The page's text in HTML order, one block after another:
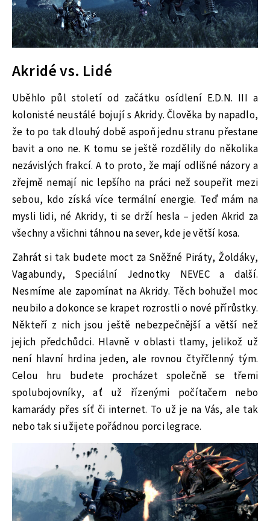
Akridé vs. Lidé
Uběhlo půl století od začátku osídlení E.D.N. III a
kolonisté neustálé bojují s Akridy. Člověka by napadlo,
že to po tak dlouhý době aspoň jednu stranu přestane
bavit a ono ne. K tomu se ještě rozdělily do několika
nezávislých frakcí. A to proto, že mají odlišné názory a
zřejmě nemají nic lepšího na práci než soupeřit mezi
sebou, kdo získá více termální energie. Teď mám na
mysli lidi, né Akridy, ti se drží hesla – jeden Akrid za
všechny a všichni táhnou na sever, kde je větší kosa.
Zahrát si tak budete moct za Sněžné Piráty, Žoldáky,
Vagabundy, Speciální Jednotky NEVEC a další.
Nesmíme ale zapomínat na Akridy. Těch bohužel moc
neubilo a dokonce se krapet rozrostli o nové přírůstky.
Někteří z nich jsou ještě nebezpečnější a větší než
jejich předchůdci. Hlavně v oblasti tlamy, jelikož už
není hlavní hrdina jeden, ale rovnou čtyřčlenný tým.
Celou hru budete procházet společně se třemi
spolubojovníky, ať už řízenými počítačem nebo
kamarády přes síť či internet. To už je na Vás, ale tak
nebo tak si užijete pořádnou porci legrace.